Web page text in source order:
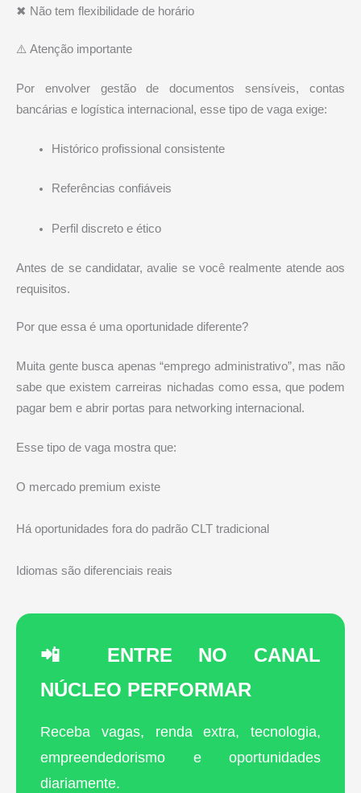
✖ Não tem flexibilidade de horário
⚠️ Atenção importante
Por envolver gestão de documentos sensíveis, contas
bancárias e logística internacional, esse tipo de vaga exige:
Histórico profissional consistente
Referências confiáveis
Perfil discreto e ético
Antes de se candidatar, avalie se você realmente atende aos
requisitos.
Por que essa é uma oportunidade diferente?
Muita gente busca apenas “emprego administrativo”, mas não
sabe que existem carreiras nichadas como essa, que podem
pagar bem e abrir portas para networking internacional.
Esse tipo de vaga mostra que:
O mercado premium existe
Há oportunidades fora do padrão CLT tradicional
Idiomas são diferenciais reais
📲 ENTRE NO CANAL
NÚCLEO PERFORMAR
Receba vagas, renda extra, tecnologia,
empreendedorismo e oportunidades
diariamente.